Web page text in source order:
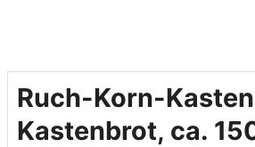
Ruch-Korn-
Kastenbrot, ca.